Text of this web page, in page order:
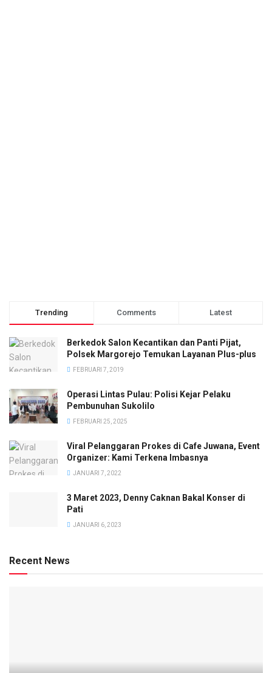
Trending Comments Latest
Berkedok Salon Kecantikan dan Panti Pijat,
Polsek Margorejo Temukan Layanan Plus-plus
FEBRUARI 7, 2019
Operasi Lintas Pulau: Polisi Kejar Pelaku
Pembunuhan Sukolilo
FEBRUARI 25, 2025
Viral Pelanggaran Prokes di Cafe Juwana, Event
Organizer: Kami Terkena Imbasnya
JANUARI 7, 2022
3 Maret 2023, Denny Caknan Bakal Konser di
Pati
JANUARI 6, 2023
Recent News